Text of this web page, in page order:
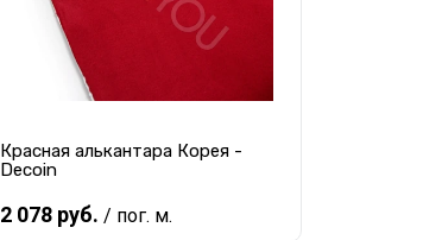
Красная алькантара Корея -
Decoin
2 078 руб. / пог. м.